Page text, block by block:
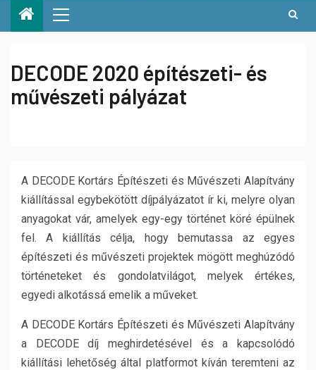
DECODE 2020 építészeti- és
művészeti pályázat
A DECODE Kortárs Építészeti és Művészeti Alapítvány
kiállítással egybekötött díjpályázatot ír ki, melyre olyan
anyagokat vár, amelyek egy-egy történet köré épülnek
fel. A kiállítás célja, hogy bemutassa az egyes
építészeti és művészeti projektek mögött meghúzódó
történeteket és gondolatvilágot, melyek értékes,
egyedi alkotássá emelik a műveket.
A DECODE Kortárs Építészeti és Művészeti Alapítvány
a DECODE díj meghirdetésével és a kapcsolódó
kiállítási lehetőség által platformot kíván teremteni az